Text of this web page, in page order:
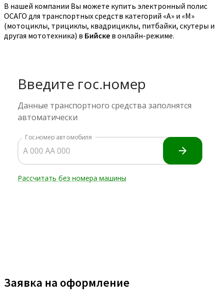
В нашей компании Вы можете купить электронный полис
ОСАГО для транспортных средств категорий «A» и «M»
(мотоциклы, трициклы, квадрициклы, питбайки, скутеры и
другая мототехника) в Бийске в онлайн-режиме.
Заявка на оформление